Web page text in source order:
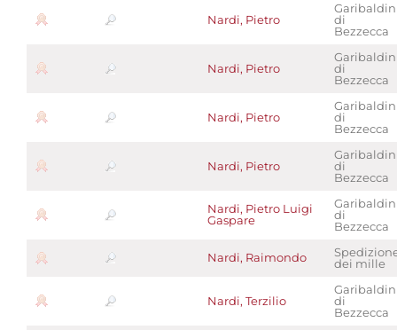
Nardi, Pietro
di
Bezzecca
Nardi, Pietro
di
Bezzecca
Nardi, Pietro
di
Bezzecca
Nardi, Pietro
di
Bezzecca
Nardi, Pietro Luigi
Gaspare
di
Bezzecca
Nardi, Raimondo
dei mille
Nardi, Terzilio
di
Bezzecca